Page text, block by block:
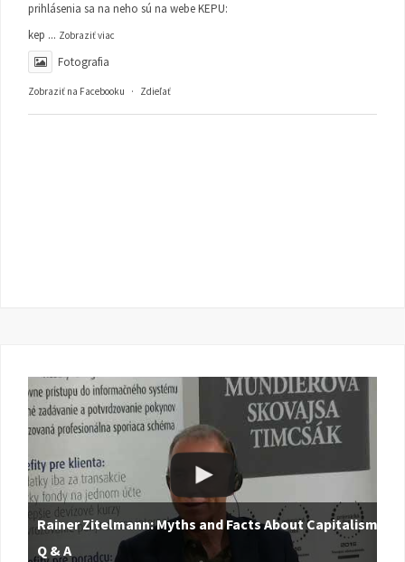
prihlásenia sa na neho sú na webe KEPU:
kep ... Zobraziť viac
Fotografia
Zobraziť na Facebooku · Zdieľať
Rainer Zitelmann: Myths and Facts About Capitalism |
Q & A